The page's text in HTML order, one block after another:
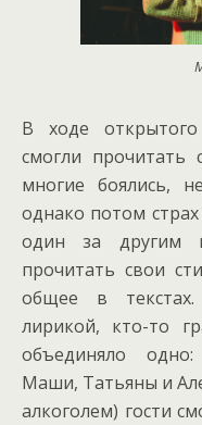
В ходе
смогли прочитать
многие боялись,
однако потом
один за другим
прочитать свои
общее в
лирикой, кто-то
объединяло
Маши, Татьяны и
алкоголем) гости